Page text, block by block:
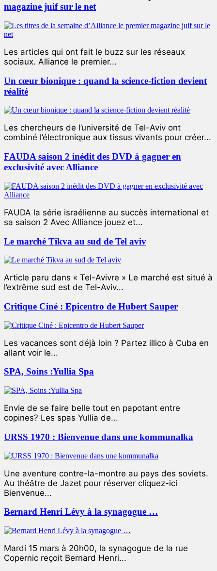
magazine juif sur le net
Les articles qui ont fait le buzz sur les réseaux
sociaux. Alliance le premier...
Un cœur bionique : quand la science-fiction devient
réalité
Les chercheurs de l’université de Tel-Aviv ont
combiné l’électronique aux tissus vivants pour créer...
FAUDA saison 2 inédit des DVD à gagner en
exclusivité avec Alliance
FAUDA la série israélienne au succès international et
sa saison 2 Avec Alliance jouez et...
Le marché Tikva au sud de Tel aviv
Article paru dans « Tel-Avivre » Le marché est situé à
l’extrême sud est de Tel-Aviv...
Critique Ciné : Epicentro de Hubert Sauper
Les vacances sont déjà loin ? Partez illico à Cuba en
allant voir le...
SPA, Soins :Yullia Spa
Envie de se faire belle tout en papotant entre
copines? Les spas Yullia de...
URSS 1970 : Bienvenue dans une kommunalka
Une aventure contre-la-montre au pays des soviets.
Au théâtre de Jazet pour réserver cliquez-ici
Bienvenue...
Bernard Henri Lévy à la synagogue …
Mardi 15 mars à 20h00, la synagogue de la rue
Copernic reçoit Bernard Henri...